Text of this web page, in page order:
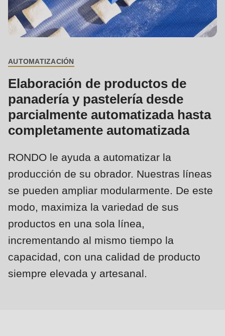
Estados Unidos · ES
Events
is
deprecated
in
>Drupal\rondo_contact\
()
(line
592
of
Deprecated
function
mb_substr():
Passing
null
to
parameter
#1
BREADCRUMB
AUTOMATIZACIÓN
Elaboración de productos de
panadería y pastelería desde
parcialmente automatizada hasta
completamente automatizada
RONDO le ayuda a automatizar la
producción de su obrador. Nuestras líneas
se pueden ampliar modularmente. De este
modo, maximiza la variedad de sus
productos en una sola línea,
incrementando al mismo tiempo la
capacidad, con una calidad de producto
siempre elevada y artesanal.